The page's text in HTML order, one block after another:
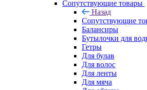
Сопутствующие товары
Назад
Сопутствующие
Балансиры
Бутылочки для
Гетры
Для булав
Для волос
Для ленты
Для мяча